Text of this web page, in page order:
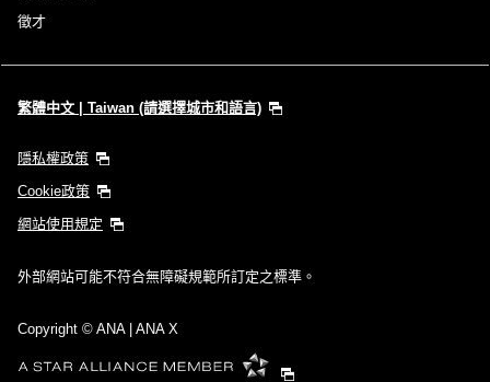
徵才
繁體中文 | Taiwan (請選擇城市和語言)
隱私權政策
Cookie政策
網站使用規定
外部網站可能不符合無障礙規範所訂定之標準。
Copyright © ANA | ANA X